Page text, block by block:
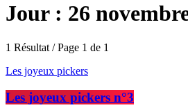
Jour : 26
1 Résultat / Page 1 de 1
Les joyeux pickers
Les joyeux pickers n°3